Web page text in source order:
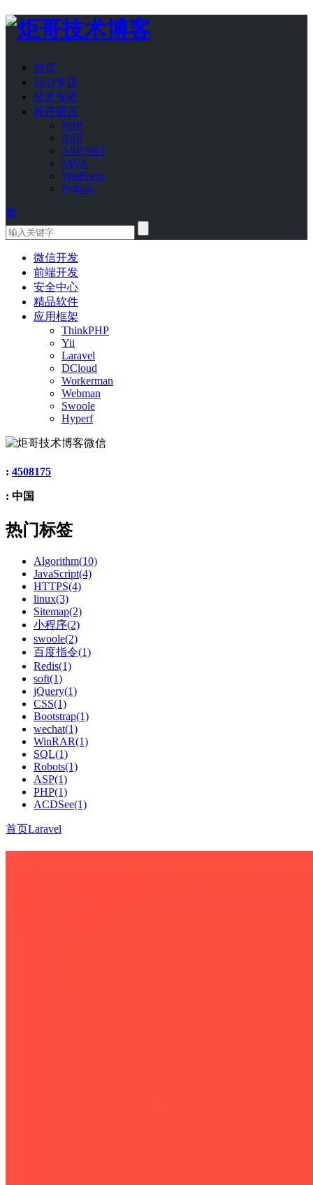
首页
SEO专题
技术专栏
程序语言
PHP
ASP
ASP.NET
JAVA
WinForm
Python
繁
微信开发
前端开发
安全中心
精品软件
应用框架
ThinkPHP
Yii
Laravel
DCloud
Workerman
Webman
Swoole
Hyperf
: 4508175
: 中国
热门标签
Algorithm(10)
JavaScript(4)
HTTPS(4)
linux(3)
Sitemap(2)
小程序(2)
swoole(2)
百度指令(1)
Redis(1)
soft(1)
jQuery(1)
CSS(1)
Bootstrap(1)
wechat(1)
WinRAR(1)
SQL(1)
Robots(1)
ASP(1)
PHP(1)
ACDSee(1)
首页Laravel